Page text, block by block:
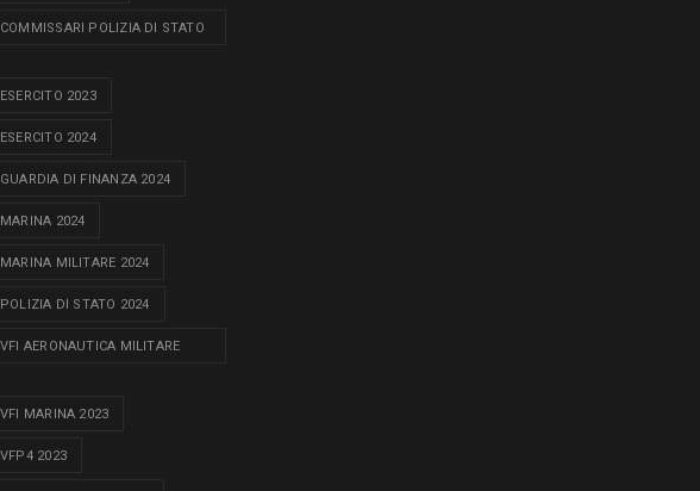
POLIZIA DI STATO
2023
2024
DI FINANZA 2024
2024
MILITARE 2024
DI STATO 2024
AERONAUTICA MILITARE
MARINA 2023
2023